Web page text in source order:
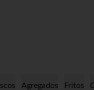
Agregados Fritos